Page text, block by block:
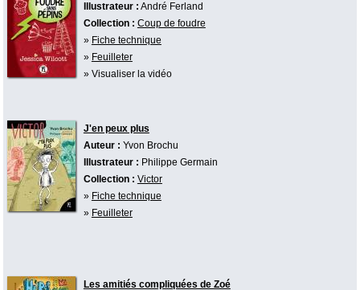
Illustrateur : André Ferland
Collection : Coup de foudre
» Fiche technique
» Feuilleter
» Visualiser la vidéo
J'en peux plus
Auteur : Yvon Brochu
Illustrateur : Philippe Germain
Collection : Victor
» Fiche technique
» Feuilleter
Les amitiés compliquées de Zoé